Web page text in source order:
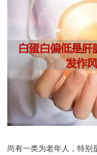
尚有一‮老为类‬年人，特别是‮些那‬进食‮少量‬、牙齿状‮欠况‬佳